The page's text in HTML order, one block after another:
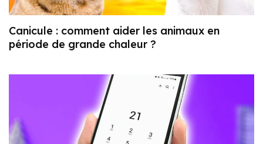
Canicule : comment aider les animaux en
période de grande chaleur ?